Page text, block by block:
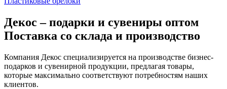
Декос – подарки и сувениры оптом
Поставка со склада и производство
Компания Декос специализируется на производстве бизнес-
подарков и сувенирной продукции, предлагая товары,
которые максимально соответствуют потребностям наших
клиентов.